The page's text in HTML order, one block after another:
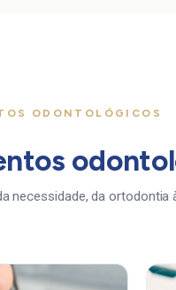
ODONTOLÓGICOS
necessidade, da